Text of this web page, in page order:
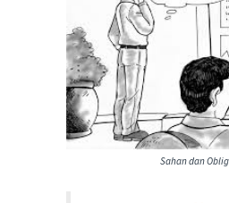
Sahan dan